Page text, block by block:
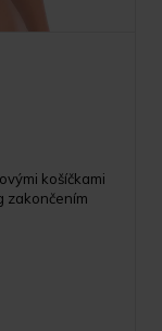
košíčkami
zakončením